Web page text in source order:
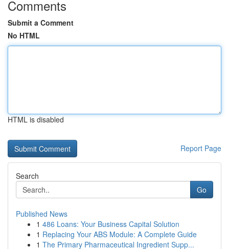
Comments
Submit a Comment
No HTML
HTML is disabled
Report Page
Search
Go
Published News
1 486 Loans: Your Business Capital Solution
1 Replacing Your ABS Module: A Complete Guide
1 The Primary Pharmaceutical Ingredient Supp...